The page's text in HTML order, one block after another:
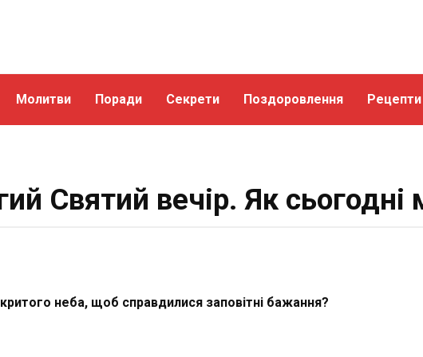
Молитви Поради Секрети Поздоровлення Рецепти
Святий вечір. Як сьогодні
неба, щоб справдилися заповітні бажання?